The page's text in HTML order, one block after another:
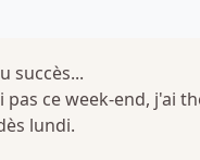
succès...
pas ce week-end, j'ai
lundi.